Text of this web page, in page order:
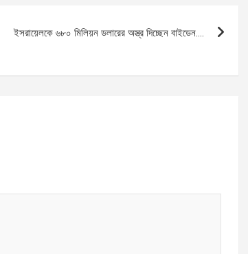
ইসরায়েলকে ৬৮০ মিলিয়ন ডলারের অস্ত্র দিচ্ছেন বাইডেন….